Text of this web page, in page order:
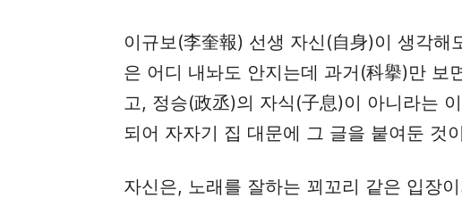
이규보(李奎報) 선생 자신(自身)이 생각해
은 어디 내놔도 안지는데 과거(科擧)만 보
고, 정승(政丞)의 자식(子息)이 아니라는
되어 자자기 집 대문에 그 글을 붙여둔 것
자신은, 노래를 잘하는 꾀꼬리 같은 입장